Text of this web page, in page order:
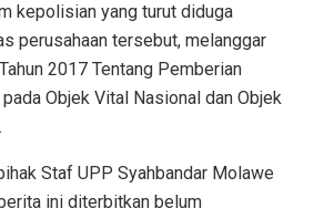
kepolisian yang turut diduga
perusahaan tersebut, melanggar
2017 Tentang Pemberian
pada Objek Vital Nasional dan Objek
Staf UPP Syahbandar Molawe
ini diterbitkan belum